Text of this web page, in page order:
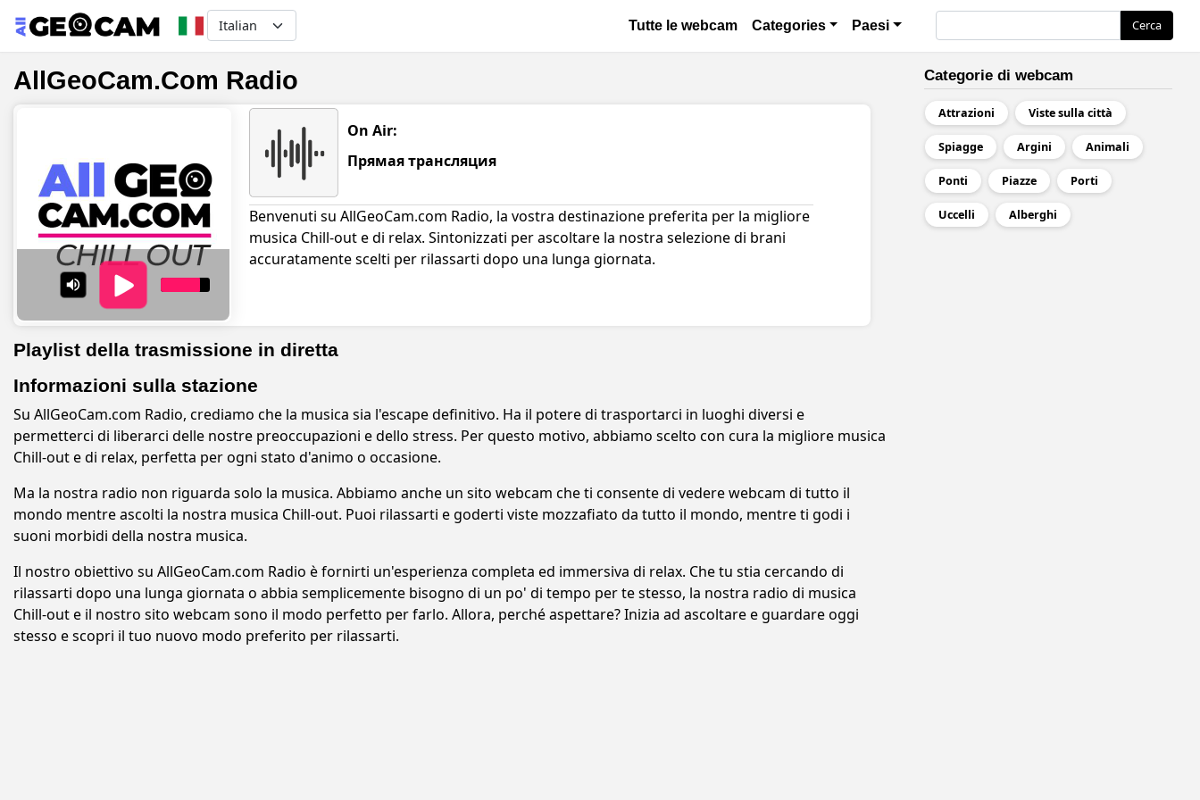
Select your language Основная навигация
Tutte le webcam Categories Paesi Cerca
AllGeoCam.Com Radio
On Air:
Прямая трансляция
Benvenuti su AllGeoCam.com Radio, la vostra destinazione preferita per la migliore
musica Chill-out e di relax. Sintonizzati per ascoltare la nostra selezione di brani
accuratamente scelti per rilassarti dopo una lunga giornata.
Playlist della trasmissione in diretta
Informazioni sulla stazione
Su AllGeoCam.com Radio, crediamo che la musica sia l'escape definitivo. Ha il potere di trasportarci in luoghi diversi e
permetterci di liberarci delle nostre preoccupazioni e dello stress. Per questo motivo, abbiamo scelto con cura la migliore musica
Chill-out e di relax, perfetta per ogni stato d'animo o occasione.
Ma la nostra radio non riguarda solo la musica. Abbiamo anche un sito webcam che ti consente di vedere webcam di tutto il
mondo mentre ascolti la nostra musica Chill-out. Puoi rilassarti e goderti viste mozzafiato da tutto il mondo, mentre ti godi i
suoni morbidi della nostra musica.
Il nostro obiettivo su AllGeoCam.com Radio è fornirti un'esperienza completa ed immersiva di relax. Che tu stia cercando di
rilassarti dopo una lunga giornata o abbia semplicemente bisogno di un po' di tempo per te stesso, la nostra radio di musica
Chill-out e il nostro sito webcam sono il modo perfetto per farlo. Allora, perché aspettare? Inizia ad ascoltare e guardare oggi
stesso e scopri il tuo nuovo modo preferito per rilassarti.
Categorie di webcam
Attrazioni Viste sulla città
Spiagge Argini Animali
Ponti Piazze Porti
Uccelli Alberghi